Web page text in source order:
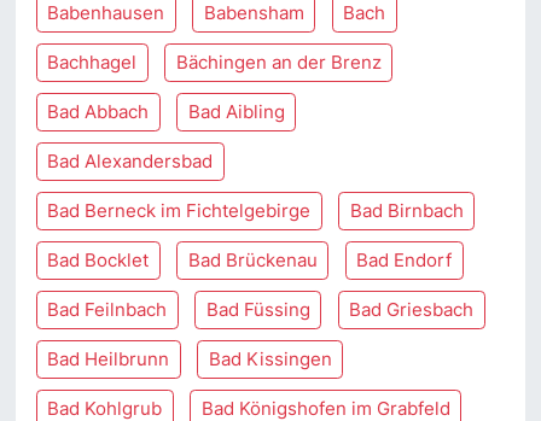
Babenhausen Babensham Bach
Bachhagel Bächingen an der Brenz
Bad Abbach Bad Aibling
Bad Alexandersbad
Bad Berneck im Fichtelgebirge Bad Birnbach
Bad Bocklet Bad Brückenau Bad Endorf
Bad Feilnbach Bad Füssing Bad Griesbach
Bad Heilbrunn Bad Kissingen
Bad Kohlgrub Bad Königshofen im Grabfeld